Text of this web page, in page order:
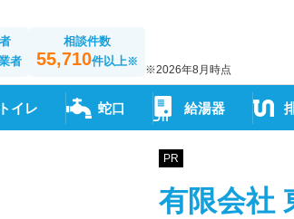
者
相談件数
55,710件以上※
※2026年8月時点
トイレ 蛇口 給湯器
PR
有限会社